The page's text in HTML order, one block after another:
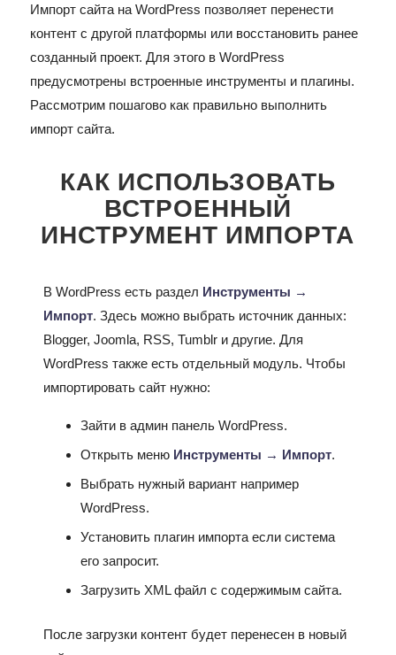
Импорт сайта на WordPress позволяет перенести
контент с другой платформы или восстановить ранее
созданный проект. Для этого в WordPress
предусмотрены встроенные инструменты и плагины.
Рассмотрим пошагово как правильно выполнить
импорт сайта.
КАК ИСПОЛЬЗОВАТЬ
ВСТРОЕННЫЙ
ИНСТРУМЕНТ ИМПОРТА
В WordPress есть раздел Инструменты →
Импорт. Здесь можно выбрать источник данных:
Blogger, Joomla, RSS, Tumblr и другие. Для
WordPress также есть отдельный модуль. Чтобы
импортировать сайт нужно:
Зайти в админ панель WordPress.
Открыть меню Инструменты → Импорт.
Выбрать нужный вариант например
WordPress.
Установить плагин импорта если система
его запросит.
Загрузить XML файл с содержимым сайта.
После загрузки контент будет перенесен в новый